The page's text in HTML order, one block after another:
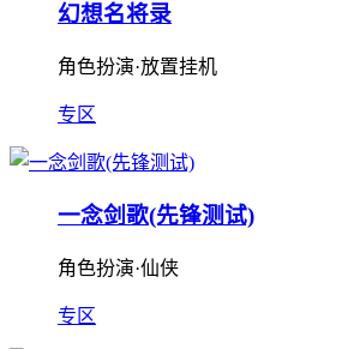
幻想名将录
角色扮演·放置挂机
专区
一念剑歌(先锋测试)
角色扮演·仙侠
专区